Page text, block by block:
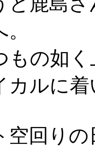
もの如
カルに
空回りの